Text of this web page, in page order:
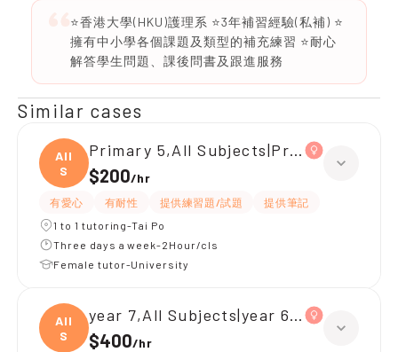
⭐️香港大學(HKU)護理系 ⭐️3年補習經驗(私補) ⭐️
擁有中小學各個課題及類型的補充練習 ⭐️耐心
解答學生問題、課後問書及跟進服務
Similar cases
All
S
Primary 5,All Subjects|Primary 4,All
$200/hr
有愛心 有耐性 提供練習題/試題
提供筆記
1 to 1 tutoring-Tai Po
Three days a week-2Hour/cls
Female tutor-University
All
S
year 7,All Subjects|year 6,All Subjects
$400/hr